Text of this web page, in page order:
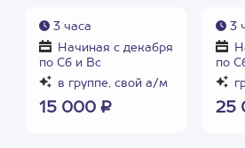
3 часа
Начиная с декабря
по Сб и Вс
в группе, свой а/м
15 000 ₽
3
по
25